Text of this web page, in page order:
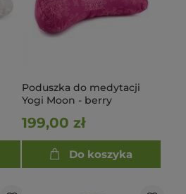
Poduszka do medytacji
Yogi Moon - berry
199,00 zł
Do koszyka